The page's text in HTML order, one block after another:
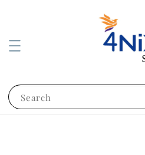
Search